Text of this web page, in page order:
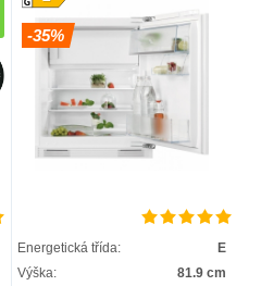
-35%
Energetická třída:
E
Výška:
81.9 cm